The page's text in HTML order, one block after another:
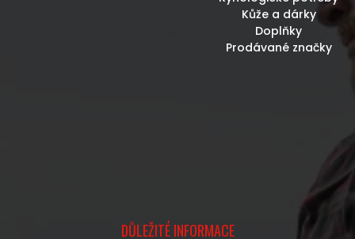
Kůže a dárky
Doplňky
Prodávané značky
DŮLEŽITÉ INFORMACE